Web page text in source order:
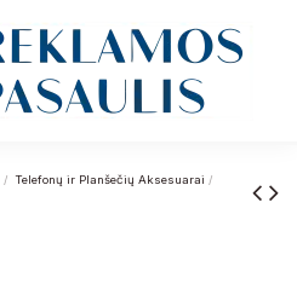
Telefonų ir Planšečių Aksesuarai